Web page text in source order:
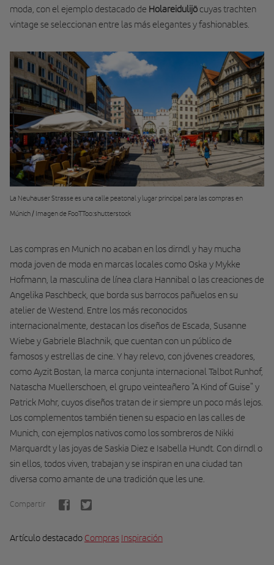
moda, con el ejemplo destacado de Holareidulijöcuyas trachten
vintage se seleccionan entre las más elegantes y fashionables.
La Neuhauser Strasse es una calle peatonal y lugar principal para las compras en
Múnich / Imagen de FooTToo:shutterstock
Las compras en Munich no acaban en los dirndl y hay mucha
moda joven de moda en marcas locales como Oska y Mykke
Hofmann, la masculina de línea clara Hannibal o las creaciones de
Angelika Paschbeck, que borda sus barrocos pañuelos en su
atelier de Westend. Entre los más reconocidos
internacionalmente, destacan los diseños de Escada, Susanne
Wiebe y Gabriele Blachnik, que cuentan con un público de
famosos y estrellas de cine. Y hay relevo, con jóvenes creadores,
como Ayzit Bostan, la marca conjunta internacional Talbot Runhof,
Natascha Muellerschoen, el grupo veinteañero "A Kind of Guise" y
Patrick Mohr, cuyos diseños tratan de ir siempre un poco más lejos.
Los complementos también tienen su espacio en las calles de
Munich, con ejemplos nativos como los sombreros de Nikki
Marquardt y las joyas de Saskia Diez e Isabella Hundt. Con dirndl o
sin ellos, todos viven, trabajan y se inspiran en una ciudad tan
diversa como amante de una tradición que les une.
Compartir
Artículo destacado Compras Inspiración